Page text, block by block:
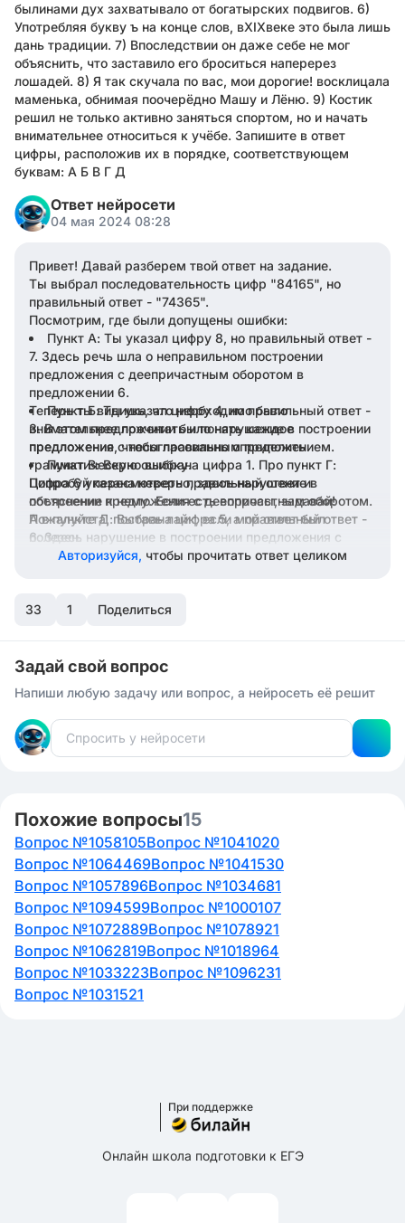
былинами дух захватывало от богатырских подвигов. 6)
Употребляя букву ъ на конце слов, вXIXвеке это была лишь
дань традиции. 7) Впоследствии он даже себе не мог
объяснить, что заставило его броситься наперерез
лошадей. 8) Я так скучала по вас, мои дорогие! восклицала
маменька, обнимая поочерёдно Машу и Лёню. 9) Костик
решил не только активно заняться спортом, но и начать
внимательнее относиться к учёбе. Запишите в ответ
цифры, расположив их в порядке, соответствующем
буквам: A Б В Г Д
Ответ нейросети
04 мая 2024 08:28
Привет! Давай разберем твой ответ на задание.
Ты выбрал последовательность цифр "84165", но
правильный ответ - "74365".
Посмотрим, где были допущены ошибки:
Пункт А: Ты указал цифру 8, но правильный ответ -
7. Здесь речь шла о неправильном построении
предложения с деепричастным оборотом в
предложении 6.
Пункт Б: Ты указал цифру 4, но правильный ответ -
3. В этом предложении было нарушение в построении
предложения с несогласованным приложением.
Пункт В: Верно выбрана цифра 1. Про пункт Г:
Цифра 6 указана неверно, здесь нарушение в
построении предложения с деепричастным оборотом.
А в пункте Д: Выбрана цифра 5, а правильный ответ -
6. Здесь нарушение в построении предложения с
причастным оборотом.
Теперь ты видишь, что необходимо было
внимательнее прочитать и понять каждое
предложение, чтобы правильно определить
грамматическую ошибку.
Попробуй пересмотреть правильный ответ и
объяснение к нему. Если есть вопросы, задавай!
Пожалуйста, поставь лайк, если мой ответ был
полезен.
Авторизуйся, чтобы прочитать ответ целиком
33 1 Поделиться
Задай свой вопрос
Напиши любую задачу или вопрос, а нейросеть её решит
Похожие вопросы15
Вопрос №1058105Вопрос №1041020
Вопрос №1064469Вопрос №1041530
Вопрос №1057896Вопрос №1034681
Вопрос №1094599Вопрос №1000107
Вопрос №1072889Вопрос №1078921
Вопрос №1062819Вопрос №1018964
Вопрос №1033223Вопрос №1096231
Вопрос №1031521
При поддержке
Онлайн школа подготовки к ЕГЭ